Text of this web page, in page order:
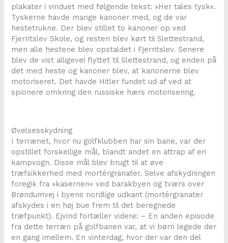
plakater i vinduet med følgende tekst: »Her tales tysk«.
Tyskerne havde mange kanoner med, og de var
hestetrukne. Der blev stillet to kanoner op ved
Fjerritslev Skole, og resten blev kørt til Slettestrand,
men alle hestene blev opstaldet i Fjerritslev. Senere
blev de vist alligevel flyttet til Slettestrand, og enden på
det med heste og kanoner blev, at kanonerne blev
motoriseret. Det havde Hitler fundet ud af ved at
spionere omkring den russiske hærs motorisering.
Øvelsesskydning
I terrænet, hvor nu golfklubben har sin bane, var der
opstillet forskellige mål, blandt andet en attrap af en
kampvogn. Disse mål blev brugt til at øve
træfsikkerhed med mortérgranater. Selve afskydningen
foregik fra »kasernen« ved barakbyen og tværs over
Brøndumvej i byens nordlige udkant (mortérgranater
afskydes i en høj bue frem til det beregnede
træfpunkt). Ejvind fortæller videre: – En anden episode
fra dette terræn på golfbanen var, at vi børn legede der
en gang imellem. En vinterdag, hvor der var den del